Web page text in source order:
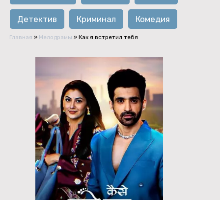
Детектив Криминал Комедия
Главная » Мелодрамы » Как я встретил тебя